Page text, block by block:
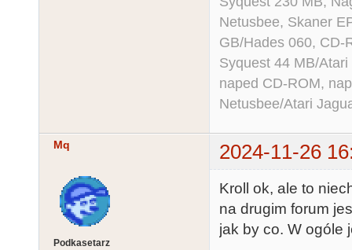
Netusbee, Skaner
GB/Hades 060, CD-
Syquest 44 MB/
naped CD-ROM,
Netusbee/Atari
Mq 2024-11-26
Podkasetarz
Kroll ok, ale to
na drugim forum
jak by co. W ogóle